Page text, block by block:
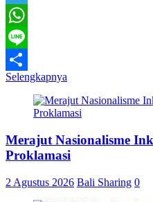
Telegram
WhatsApp
Line
Share
Selengkapnya
Merajut Nasionalisme
Proklamasi
2 Agustus 2026 Bali Sharing 0